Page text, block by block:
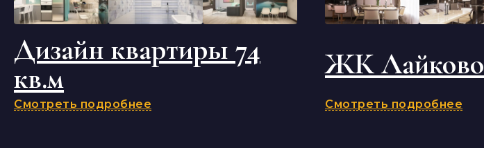
Дизайн квартиры 74
кв.м
Смотреть подробнее
ЖК Лайково
Смотреть подробнее